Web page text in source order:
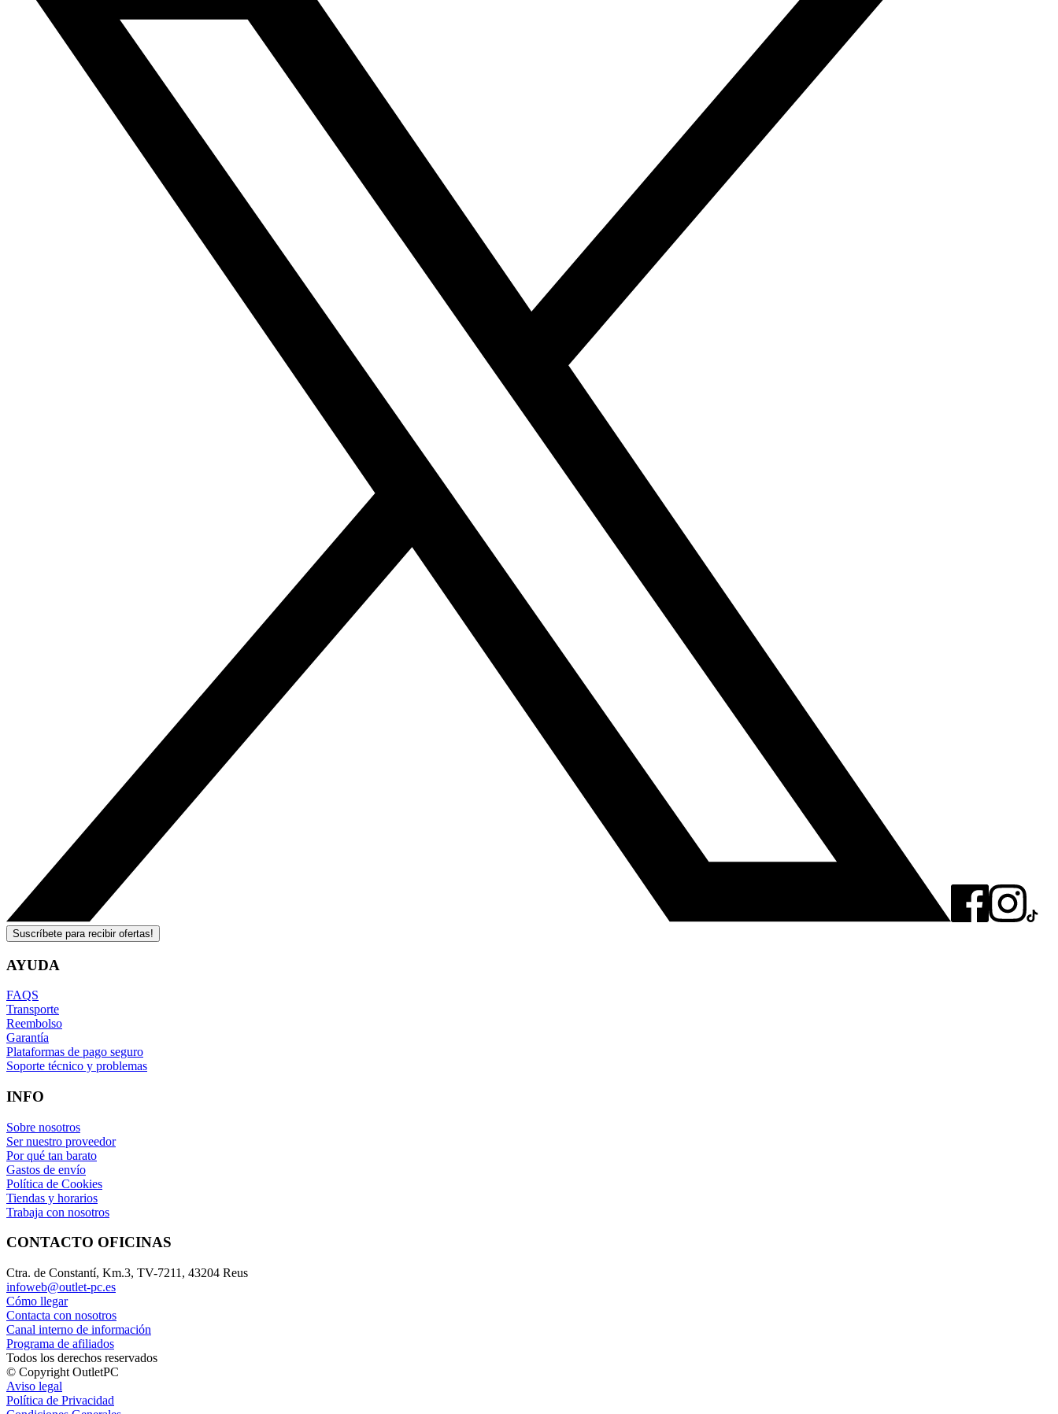
Suscríbete para recibir ofertas!
AYUDA
FAQS
Transporte
Reembolso
Garantía
Plataformas de pago seguro
Soporte técnico y problemas
INFO
Sobre nosotros
Ser nuestro proveedor
Por qué tan barato
Gastos de envío
Política de Cookies
Tiendas y horarios
Trabaja con nosotros
CONTACTO OFICINAS
Ctra. de Constantí, Km.3, TV-7211, 43204 Reus
infoweb@outlet-pc.es
Cómo llegar
Contacta con nosotros
Canal interno de información
Programa de afiliados
Todos los derechos reservados
© Copyright OutletPC
Aviso legal
Política de Privacidad